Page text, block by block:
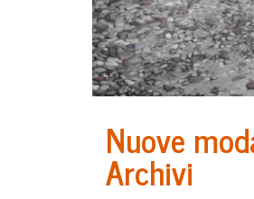
Nuove
Archivi